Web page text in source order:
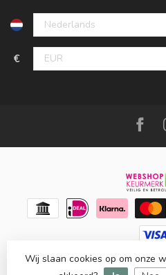
€
© Copyright 2026 Meubello®-
Wij slaan cookies op om onze